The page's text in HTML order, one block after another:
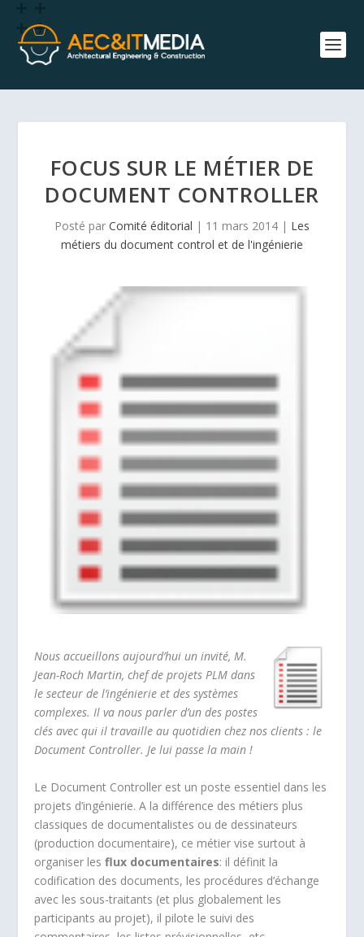
FOCUS SUR LE MÉTIER DE
DOCUMENT CONTROLLER
Posté par Comité éditorial | 11 mars 2014 | Les
métiers du document control et de l'ingénierie
Nous accueillons aujourd’hui un invité, M.
Jean-Roch Martin, chef de projets PLM dans
le secteur de l’ingénierie et des systèmes
complexes. Il va nous parler d’un des postes
clés avec qui il travaille au quotidien chez nos clients : le
Document Controller. Je lui passe la main !
Le Document Controller est un poste essentiel dans les
projets d’ingénierie. A la différence des métiers plus
classiques de documentalistes ou de dessinateurs
(production documentaire), ce métier vise surtout à
organiser lesflux documentaires: il définit la
codification des documents, les procédures d’échange
avec les sous-traitants (et plus globalement les
participants au projet), il pilote le suivi des